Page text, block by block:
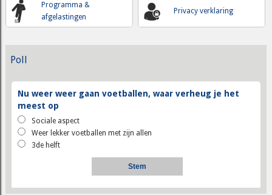
Programma &
afgelastingen
Privacy verklaring
Poll
Nu weer weer gaan voetballen, waar verheug je het
meest op
Sociale aspect
Weer lekker voetballen met zijn allen
3de helft